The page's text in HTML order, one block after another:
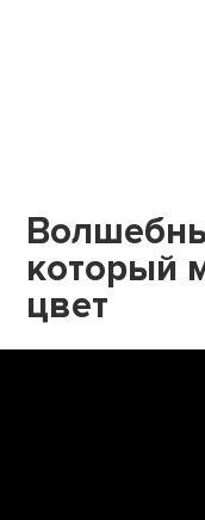
который
цвет